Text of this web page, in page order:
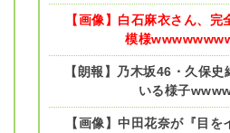
【画像】白石麻衣さん、
模様
【朗報】乃木坂46・久保
いる様子
【画像】中田花奈が『目